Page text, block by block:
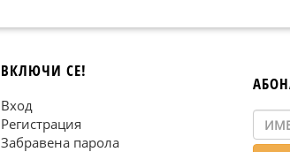
ВКЛЮЧИ СЕ!
Вход
Регистрация
Забравена парола